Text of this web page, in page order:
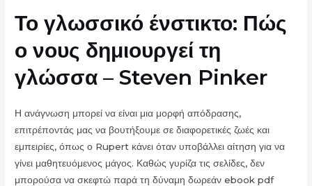
Το γλωσσικό ένστικτο: Πώς
ο νους δημιουργεί τη
γλώσσα – Steven Pinker
Η ανάγνωση μπορεί να είναι μια μορφή απόδρασης,
επιτρέποντάς μας να βουτήξουμε σε διαφορετικές ζωές και
εμπειρίες, όπως ο Rupert κάνει όταν υποβάλλει αίτηση για να
γίνει μαθητευόμενος μάγος. Καθώς γυρίζα τις σελίδες, δεν
μπορούσα να σκεφτώ παρά τη δύναμη δωρεάν ebook pdf